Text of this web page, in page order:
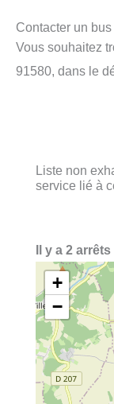
Contacter un
Vous souhaitez
91580, dans le
Liste non
service lié à
Il y a 2
+
−